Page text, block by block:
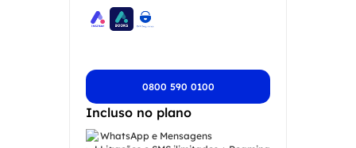
0800 590 0100
Incluso no plano
WhatsApp e Mensagens